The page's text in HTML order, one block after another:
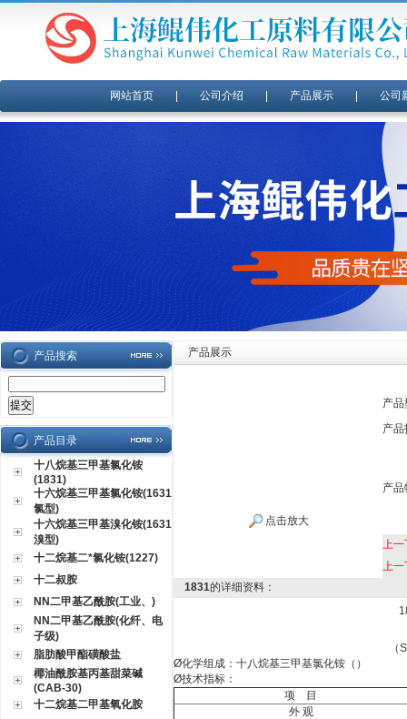
网站首页| 公司介绍 产品展示| 公司
产品搜索
产品目录
十八烷基三甲基氯化铵
(1831)
十六烷基三甲基氯化铵(1631
氯型)
十六烷基三甲基溴化铵(1631
溴型)
十二烷基二*氯化铵(1227)
十二叔胺
NN二甲基乙酰胺(工业、)
NN二甲基乙酰胺(化纤、电
子级)
脂肪酸甲酯磺酸盐
椰油酰胺基丙基甜菜碱
(CAB-30)
十二烷基二甲基氧化胺
产品展示
点击放大
产品
产品
产品
上一
上一
1831的详细资料：
Ø化学组成：十八烷基三甲基氯化铵（）
Ø技术指标：
项
目
外 观